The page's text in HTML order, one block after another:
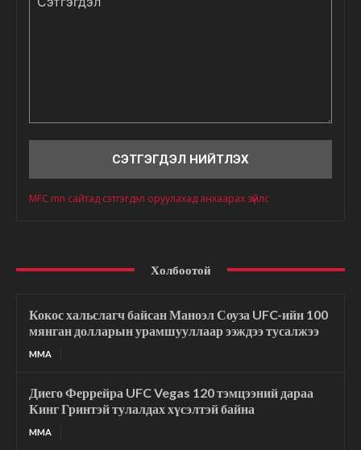
MFC.mn сайтад сэтгэгдэл оруулахад анхаарах зүйлс
Холбоотой
Кокос хальслагч байсан Маноэл Соуза UFC-ийн 100
мянган долларын урамшууллаар ээждээ тусалжээ
MMA
Диего Феррейра UFC Vegas 120 тэмцээний дараа
Кинг Гринтэй тулалдах хүсэлтэй байна
MMA